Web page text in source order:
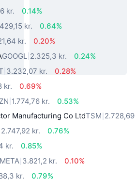
kr.
0.14%
kr.
0.64%
kr.
0.20%
GOOGL 2.325,3 kr.
0.24%
3.232,07 kr.
0.28%
kr.
0.69%
1.774,76 kr.
0.53%
Manufacturing Co LtdTSM
2.747,92 kr.
0.76%
kr.
0.85%
META 3.821,2 kr.
0.10%
kr.
0.79%